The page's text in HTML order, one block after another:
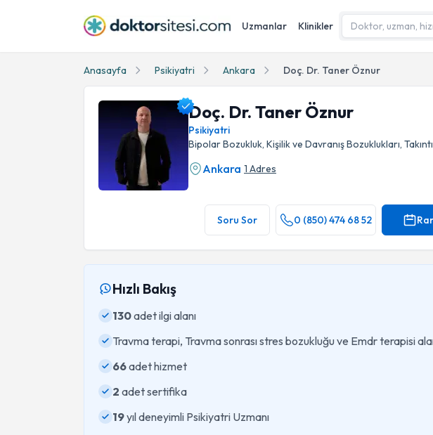
Uzmanlar Klinikler
Anasayfa Psikiyatri Ankara Doç. Dr. Taner Öznur
Doç. Dr. Taner Öznur
Psikiyatri
Bipolar Bozukluk, Kişilik ve Davranış Bozuklukları,
Ankara 1 Adres
Soru Sor 0 (850) 474 68 52
Hızlı Bakış
130adet ilgi alanı
Travma terapi, Travma sonrası stres bozukluğu ve Emdr terapisi
66adet hizmet
2 adet sertifika
19yıl deneyimli Psikiyatri Uzmanı